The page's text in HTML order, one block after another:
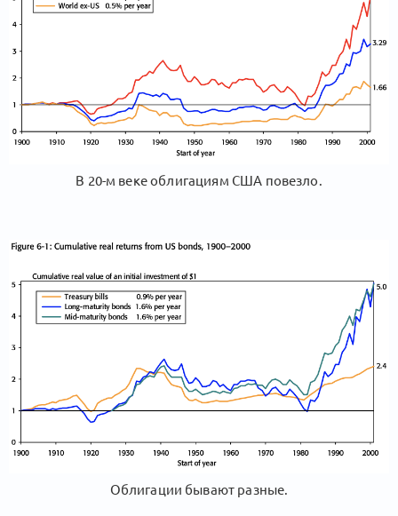
В 20-м веке облигациям США повезло.
Облигации бывают разные.